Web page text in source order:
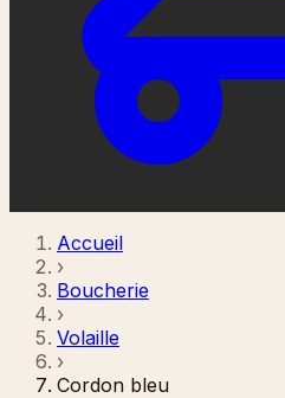
Accueil
›
Boucherie
›
Volaille
›
Cordon bleu